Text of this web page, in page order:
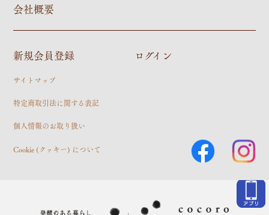
会社概要
新規会員登録 ログイン
サイトマップ
特定商取引法に関する表記
個人情報のお取り扱い
Cookie (クッキー) について